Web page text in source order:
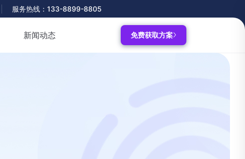
服务热线：133-8899-8805
新闻动态 免费获取方案